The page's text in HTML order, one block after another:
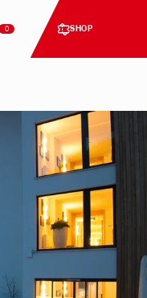
0 SHOP